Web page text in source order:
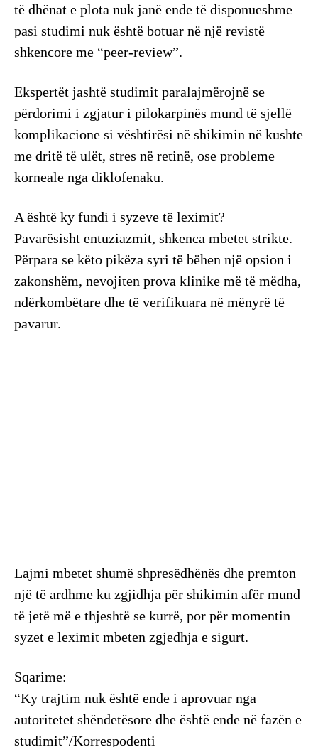
të dhënat e plota nuk janë ende të disponueshme
pasi studimi nuk është botuar në një revistë
shkencore me “peer-review”.
Ekspertët jashtë studimit paralajmërojnë se
përdorimi i zgjatur i pilokarpinës mund të sjellë
komplikacione si vështirësi në shikimin në kushte
me dritë të ulët, stres në retinë, ose probleme
korneale nga diklofenaku.
​A është ky fundi i syzeve të leximit?
​Pavarësisht entuziazmit, shkenca mbetet strikte.
Përpara se këto pikëza syri të bëhen një opsion i
zakonshëm, nevojiten prova klinike më të mëdha,
ndërkombëtare dhe të verifikuara në mënyrë të
pavarur.
Lajmi mbetet shumë shpresëdhënës dhe premton
një të ardhme ku zgjidhja për shikimin afër mund
të jetë më e thjeshtë se kurrë, por për momentin
syzet e leximit mbeten zgjedhja e sigurt.
Sqarime:
“Ky trajtim nuk është ende i aprovuar nga
autoritetet shëndetësore dhe është ende në fazën e
studimit”/Korrespodenti